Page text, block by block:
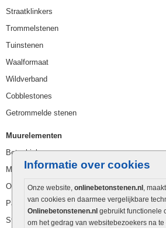
Informatie over cookies
Onze website, onlinebetonstenen.nl ,
van cookies en daarmee vergelijkbare
Onlinebetonstenen.nl gebruikt functionele
om het gedrag van websitebezoekers na te
Straatklinkers
Trommelstenen
Tuinstenen
Waalformaat
Wildverband
Cobblestones
Getrommelde stenen
Muurelementen
Betonbielzen
Muurstenen
Opsluitbanden
Palissaden
Stapelblokken